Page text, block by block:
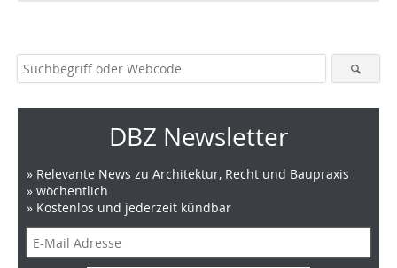
DBZ Newsletter
» Relevante News zu Architektur, Recht und Baupraxis
» wöchentlich
» Kostenlos und jederzeit kündbar